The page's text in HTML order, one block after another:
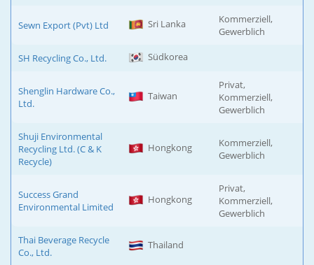
Sewn Export (Pvt) Ltd Sri Lanka
Kommerziell,
Gewerblich
SH Recycling Co., Ltd. Südkorea
Shenglin Hardware Co.,
Ltd.
Taiwan
Privat,
Kommerziell,
Gewerblich
Shuji Environmental
Recycling Ltd. (C & K
Recycle)
Hongkong
Kommerziell,
Gewerblich
Success Grand
Environmental Limited
Hongkong
Privat,
Kommerziell,
Gewerblich
Thai Beverage Recycle
Co., Ltd.
Thailand